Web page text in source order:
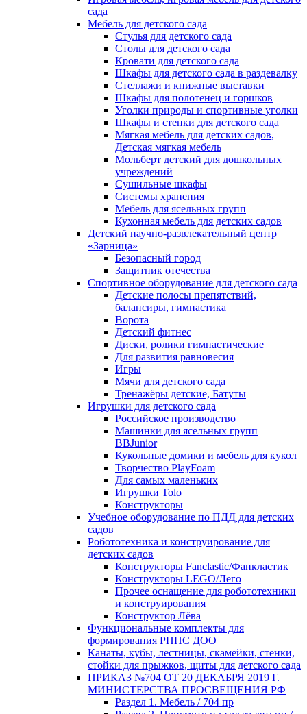
сада
Мебель для детского сада
Стулья для детского сада
Столы для детского сада
Кровати для детского сада
Шкафы для детского сада в раздевалку
Стеллажи и книжные выставки
Шкафы для полотенец и горшков
Уголки природы и спортивные уголки
Шкафы и стенки для детского сада
Мягкая мебель для детских садов,
Детская мягкая мебель
Мольберт детский для дошкольных
учреждений
Сушильные шкафы
Системы хранения
Мебель для ясельных групп
Кухонная мебель для детских садов
Детский научно-развлекательный центр
«Зарница»
Безопасный город
Защитник отечества
Спортивное оборудование для детского сада
Детские полосы препятствий,
балансиры, гимнастика
Ворота
Детский фитнес
Диски, ролики гимнастические
Для развития равновесия
Игры
Мячи для детского сада
Тренажёры детские, Батуты
Игрушки для детского сада
Российское производство
Машинки для ясельных групп
BBJunior
Кукольные домики и мебель для кукол
Творчество PlayFoam
Для самых маленьких
Игрушки Tolo
Конструкторы
Учебное оборудование по ПДД для детских
садов
Робототехника и конструирование для
детских садов
Конструкторы Fanclastic/Фанкластик
Конструкторы LEGO/Лего
Прочее оснащение для робототехники
и конструирования
Конструктор Лёва
Функциональные комплекты для
формирования РППС ДОО
Канаты, кубы, лестницы, скамейки, стенки,
стойки для прыжков, щиты для детского сада
ПРИКАЗ №704 ОТ 20 ДЕКАБРЯ 2019 Г.
МИНИСТЕРСТВА ПРОСВЕЩЕНИЯ РФ
Раздел 1. Мебель / 704 пр